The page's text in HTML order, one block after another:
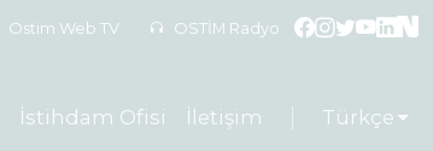
Ostim Web TV OSTİM Radyo
İstihdam Ofisi İletişim Türkçe